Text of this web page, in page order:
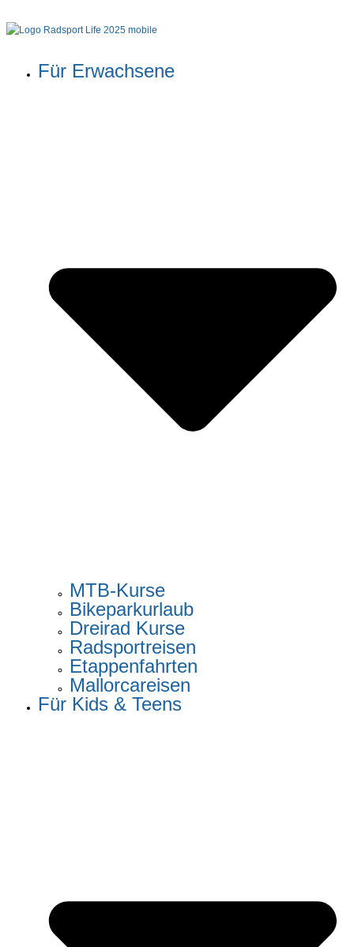
Für Erwachsene
MTB-Kurse
Bikeparkurlaub
Dreirad Kurse
Radsportreisen
Etappenfahrten
Mallorcareisen
Für Kids & Teens